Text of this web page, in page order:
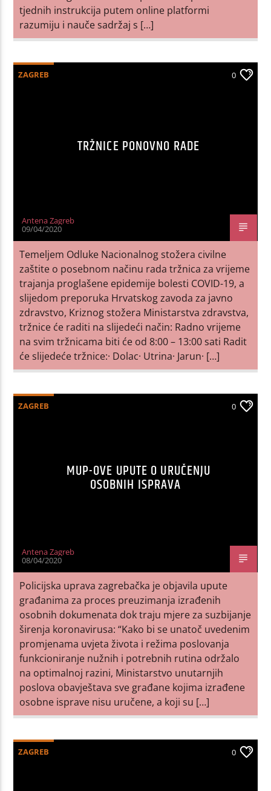
tjednih instrukcija putem online platformi
razumiju i nauče sadržaj s […]
ZAGREB 0
TRŽNICE PONOVNO RADE
Antena Zagreb
09/04/2020
Temeljem Odluke Nacionalnog stožera civilne
zaštite o posebnom načinu rada tržnica za vrijeme
trajanja proglašene epidemije bolesti COVID-19, a
slijedom preporuka Hrvatskog zavoda za javno
zdravstvo, Kriznog stožera Ministarstva zdravstva,
tržnice će raditi na slijedeći način: Radno vrijeme
na svim tržnicama biti će od 8:00 – 13:00 sati Radit
će slijedeće tržnice:· Dolac· Utrina· Jarun· […]
ZAGREB 0
MUP-OVE UPUTE O URUČENJU
OSOBNIH ISPRAVA
Antena Zagreb
08/04/2020
Policijska uprava zagrebačka je objavila upute
građanima za proces preuzimanja izrađenih
osobnih dokumenata dok traju mjere za suzbijanje
širenja koronavirusa: “Kako bi se unatoč uvedenim
promjenama uvjeta života i režima poslovanja
funkcioniranje nužnih i potrebnih rutina održalo
na optimalnoj razini, Ministarstvo unutarnjih
poslova obavještava sve građane kojima izrađene
osobne isprave nisu uručene, a koji su […]
ZAGREB 0